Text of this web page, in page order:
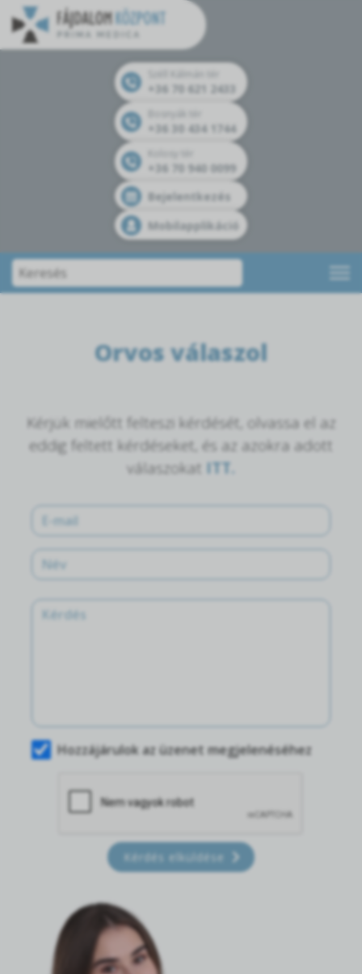
+36 70 621 2433
+36 30 434 1744
+36 70 940 0099
Bejelentkezés
Mobilapplikáció
Orvos válaszol
Kérjük mielőtt felteszi kérdését, olvassa el az
eddig feltett kérdéseket, és az azokra adott
válaszokat ITT.
Hozzájárulok az üzenet megjelenéséhez
Kérdés elküldése